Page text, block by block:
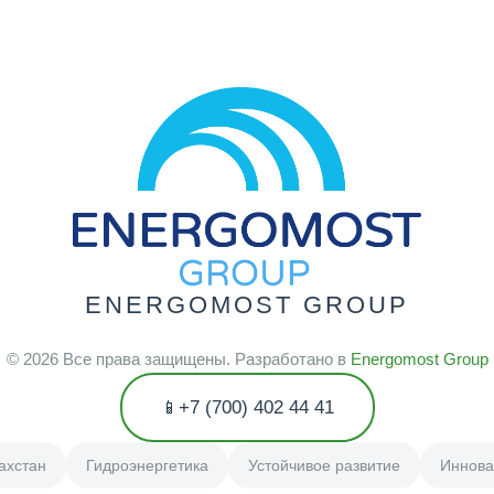
ENERGOMOST GROUP
© 2026Все права защищены. Разработано в Energomost Group
+7 (700) 402 44 41
Гидроэнергетика Устойчивое развитие